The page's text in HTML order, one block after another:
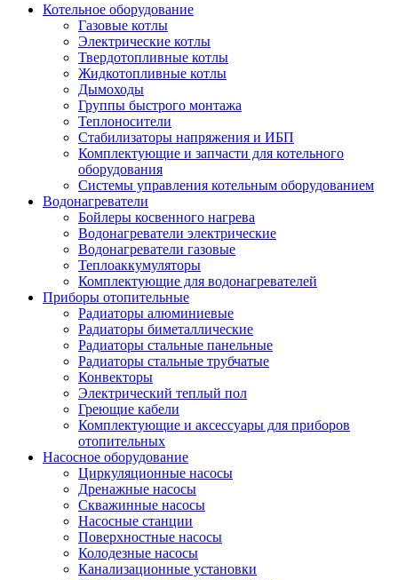
Котельное оборудование
Газовые котлы
Электрические котлы
Твердотопливные котлы
Жидкотопливные котлы
Дымоходы
Группы быстрого монтажа
Теплоносители
Стабилизаторы напряжения и ИБП
Комплектующие и запчасти для котельного
оборудования
Системы управления котельным оборудованием
Водонагреватели
Бойлеры косвенного нагрева
Водонагреватели электрические
Водонагреватели газовые
Теплоаккумуляторы
Комплектующие для водонагревателей
Приборы отопительные
Радиаторы алюминиевые
Радиаторы биметаллические
Радиаторы стальные панельные
Радиаторы стальные трубчатые
Конвекторы
Электрический теплый пол
Греющие кабели
Комплектующие и аксессуары для приборов
отопительных
Насосное оборудование
Циркуляционные насосы
Дренажные насосы
Скважинные насосы
Насосные станции
Поверхностные насосы
Колодезные насосы
Канализационные установки